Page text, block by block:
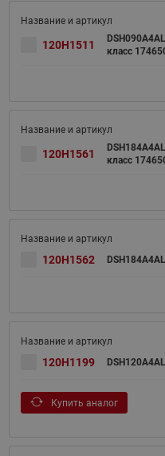
120H1511
класс
120H1561
класс
120H1562
120H1199
Купить аналог